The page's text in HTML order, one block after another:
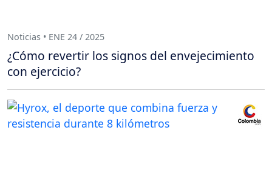
Noticias • ENE 24 / 2025
¿Cómo revertir los signos del envejecimiento
con ejercicio?